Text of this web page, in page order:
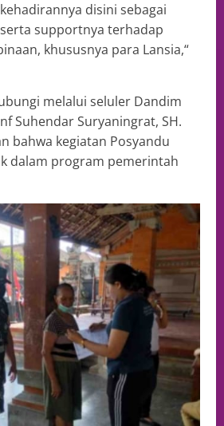
disini sebagai
supportnya terhadap
khususnya para Lansia,“
melalui seluler Dandim
Suhendar Suryaningrat, SH.
bahwa kegiatan Posyandu
dalam program pemerintah